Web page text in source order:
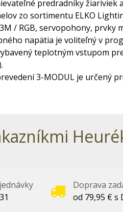
predradníky žiariviek
zo sortimentu ELKO
/ RGB, servopohony, prvky
napätia je voliteľný v
teplotným vstupom
3-MODUL je určený
Doprava
od 79,95 € s